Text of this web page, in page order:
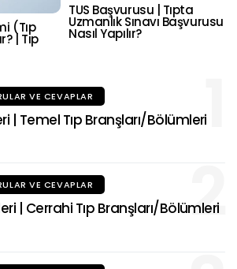
(Tıp
| Tıp
TUS Başvurusu | Tıpta
Uzmanlık Sınavı Başvurusu
Nasıl Yapılır?
1
VE CEVAPLAR
| Temel Tıp Branşları/Bölümleri
2
VE CEVAPLAR
| Cerrahi Tıp Branşları/Bölümleri